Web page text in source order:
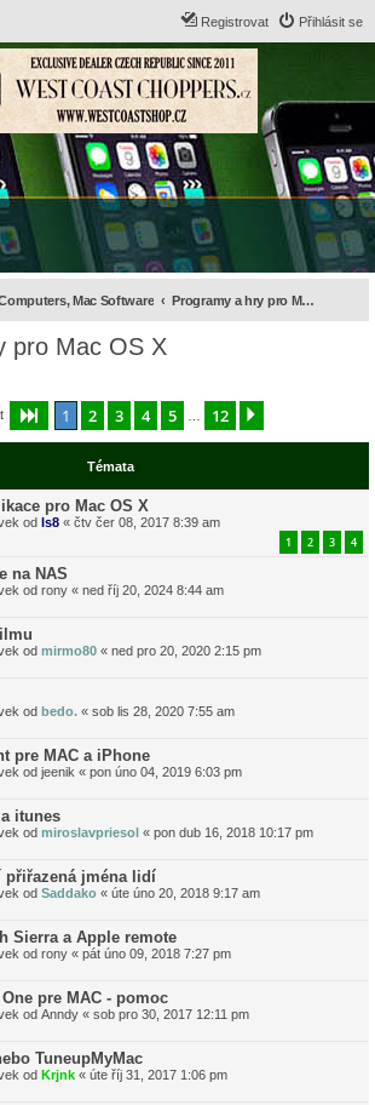
Přihlásit se
Registrovat
Mac Software Programy a hry pro Mac OS X
pro Mac OS X
Stránka z 12
1 2 3 4 5 12
Témata
pro Mac OS X
od ls8 « čtv čer 08, 2017 8:39 am
1 2 3 4
na NAS
od rony « ned říj 20, 2024 8:44 am
od mirmo80 « ned pro 20, 2020 2:15 pm
od bedo. « sob lis 28, 2020 7:55 am
pre MAC a iPhone
od jeenik « pon úno 04, 2019 6:03 pm
itunes
od miroslavpriesol « pon dub 16, 2018 10:17 pm
přiřazená jména lidí
od Saddako « úte úno 20, 2018 9:17 am
Sierra a Apple remote
od rony « pát úno 09, 2018 7:27 pm
pre MAC - pomoc
od Anndy « sob pro 30, 2017 12:11 pm
TuneupMyMac
od Krjnk « úte říj 31, 2017 1:06 pm